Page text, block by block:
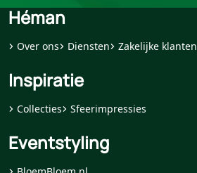
Héman
Over ons Diensten Zakelijke klanten
Inspiratie
Collecties Sfeerimpressies
Eventstyling